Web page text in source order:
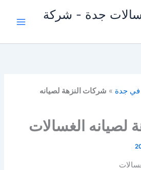
جدة - شركة
في جدة » شركات النزهة لصيانه
لصيانه الغسالات